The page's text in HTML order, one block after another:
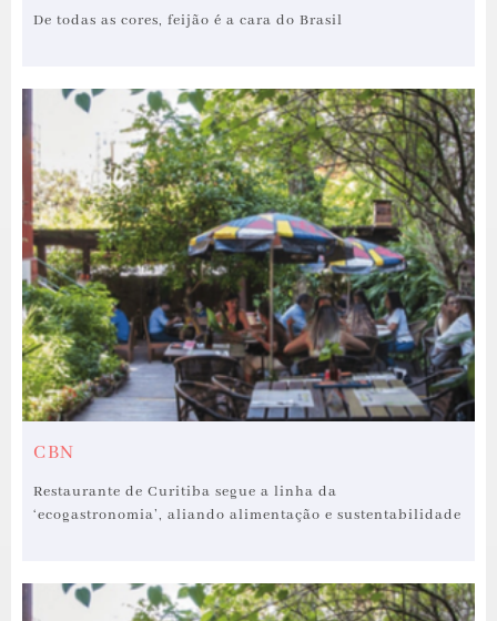
De todas as cores, feijão é a cara do Brasil
CBN
Restaurante de Curitiba segue a linha da
‘ecogastronomia’, aliando alimentação e sustentabilidade